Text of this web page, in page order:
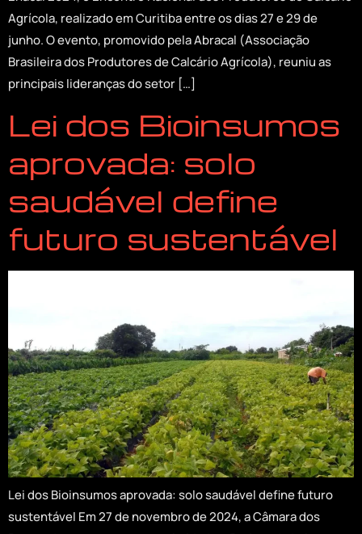
Agrícola, realizado em Curitiba entre os dias 27 e 29 de
junho. O evento, promovido pela Abracal (Associação
Brasileira dos Produtores de Calcário Agrícola), reuniu as
principais lideranças do setor […]
Lei dos Bioinsumos
aprovada: solo
saudável define
futuro sustentável
Lei dos Bioinsumos aprovada: solo saudável define futuro
sustentável Em 27 de novembro de 2024, a Câmara dos